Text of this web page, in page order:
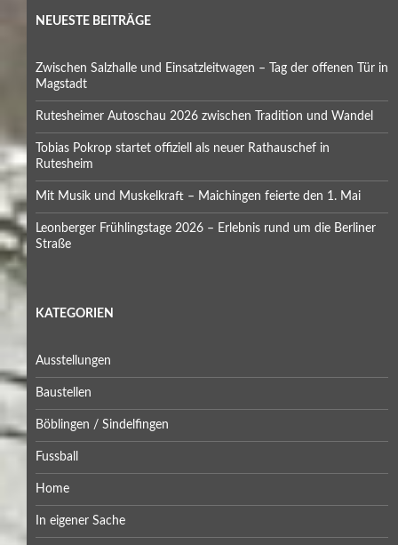
NEUESTE BEITRÄGE
Zwischen Salzhalle und Einsatzleitwagen – Tag der offenen Tür in
Magstadt
Rutesheimer Autoschau 2026 zwischen Tradition und Wandel
Tobias Pokrop startet offiziell als neuer Rathauschef in
Rutesheim
Mit Musik und Muskelkraft – Maichingen feierte den 1. Mai
Leonberger Frühlingstage 2026 – Erlebnis rund um die Berliner
Straße
KATEGORIEN
Ausstellungen
Baustellen
Böblingen / Sindelfingen
Fussball
Home
In eigener Sache